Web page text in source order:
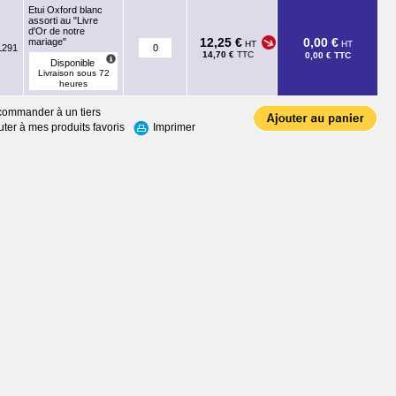
Etui Oxford blanc
assorti au "Livre
d'Or de notre
mariage"
Disponible
Livraison sous 72
heures
12,25 € HT
14,70 € TTC
0,00 € HT
0,00 € TTC
à un tiers
à mes produits favoris
Imprimer